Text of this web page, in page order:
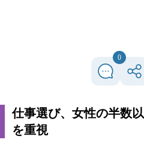
0
仕事選び、女性の半数
を重視